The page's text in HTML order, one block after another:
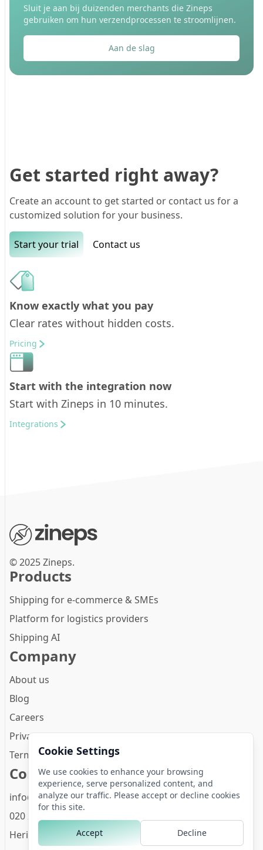
Sluit je aan bij duizenden merchants die Zineps
gebruiken om hun verzendprocessen te stroomlijnen.
Aan de slag
Get started right away?
Create an account to get started or contact us for a
customized solution for your business.
Start your trial Contact us
Know exactly what you pay
Clear rates without hidden costs.
Pricing
Start with the integration now
Start with Zineps in 10 minutes.
Integrations
© 2025 Zineps.
Products
Shipping for e-commerce & SMEs
Platform for logistics providers
Shipping AI
Company
About us
Blog
Careers
Privacy Policy
Terms and conditions
Contact
info@zineps.com
020 261 4474
Herikerbergweg 288
Cookie Settings
We use cookies to enhance your browsing
experience, serve personalized content, and
analyze our traffic. Please accept or decline cookies
for this site.
Accept Decline